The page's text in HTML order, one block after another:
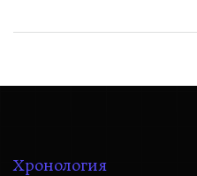
Хронология